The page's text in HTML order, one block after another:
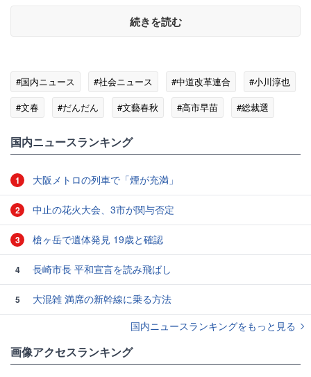
続きを読む
#国内ニュース #社会ニュース #中道改革連合
#小川淳也
#文春
#だんだん #文藝春秋 #高市早苗 #総裁選
国内ニュースランキング
1 大阪メトロの列車で「煙が充満」
2 中止の花火大会、3市が関与否定
3 槍ヶ岳で遺体発見 19歳と確認
4 長崎市長 平和宣言を読み飛ばし
5
大混雑 満席の新幹線に乗る方法
国内ニュースランキングをもっと見る
画像アクセスランキング